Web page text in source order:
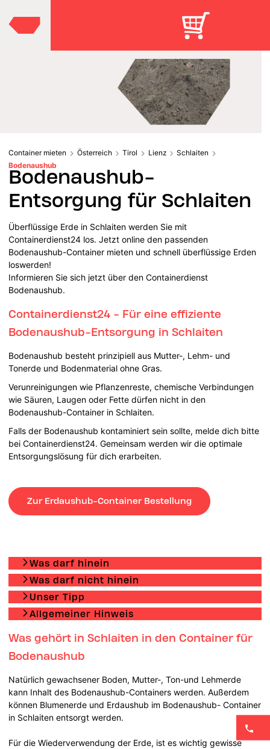
Container mieten Österreich Tirol Lienz
Schlaiten
Bodenaushub
Bodenaushub-
Entsorgung für Schlaiten
Überflüssige Erde in Schlaiten werden Sie mit
Containerdienst24 los. Jetzt online den passenden
Bodenaushub-Container mieten und schnell überflüssige Erden
loswerden!
Informieren Sie sich jetzt über den Containerdienst
Bodenaushub.
Containerdienst24 - Für eine effiziente
Bodenaushub-Entsorgung in Schlaiten
Bodenaushub besteht prinzipiell aus Mutter-, Lehm- und
Tonerde und Bodenmaterial ohne Gras.
Verunreinigungen wie Pflanzenreste, chemische Verbindungen
wie Säuren, Laugen oder Fette dürfen nicht in den
Bodenaushub-Container in Schlaiten.
Falls der Bodenaushub kontaminiert sein sollte, melde dich bitte
bei Containerdienst24. Gemeinsam werden wir die optimale
Entsorgungslösung für dich erarbeiten.
Zur Erdaushub-Container Bestellung
Was darf hinein
Was darf nicht hinein
Unser Tipp
Allgemeiner Hinweis
Was gehört in Schlaiten in den Container für
Bodenaushub
Natürlich gewachsener Boden, Mutter-, Ton-und Lehmerde
kann Inhalt des Bodenaushub-Containers werden. Außerdem
können Blumenerde und Erdaushub im Bodenaushub- Container
in Schlaiten entsorgt werden.
Für die Wiederverwendung der Erde, ist es wichtig gewisse